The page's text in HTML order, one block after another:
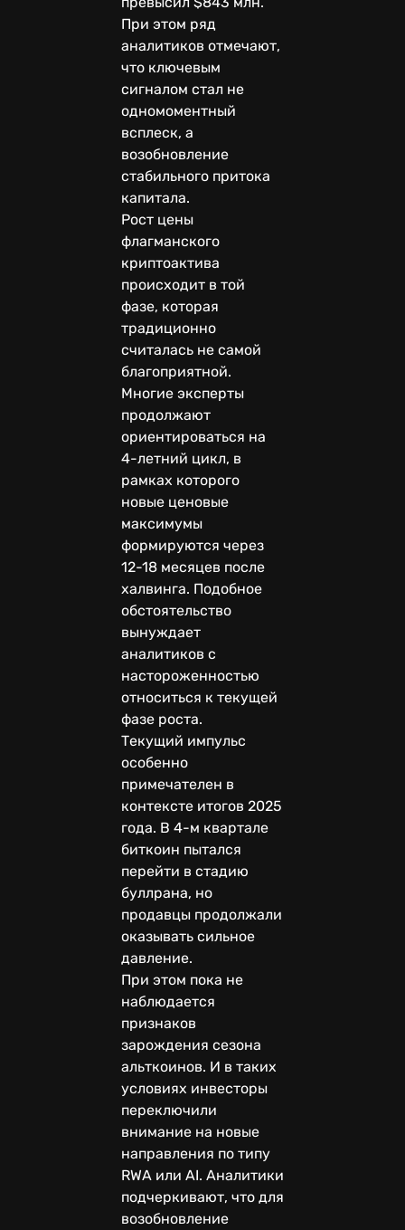
При этом ряд
аналитиков отмечают,
что ключевым
сигналом стал не
одномоментный
всплеск, а
возобновление
стабильного притока
капитала.
Рост цены
флагманского
криптоактива
происходит в той
фазе, которая
традиционно
считалась не самой
благоприятной.
Многие эксперты
продолжают
ориентироваться на
4-летний цикл, в
рамках которого
новые ценовые
максимумы
формируются через
12-18 месяцев после
халвинга. Подобное
обстоятельство
вынуждает
аналитиков с
настороженностью
относиться к текущей
фазе роста.
Текущий импульс
особенно
примечателен в
контексте итогов 2025
года. В 4-м квартале
биткоин пытался
перейти в стадию
буллрана, но
продавцы продолжали
оказывать сильное
давление.
При этом пока не
наблюдается
признаков
зарождения сезона
альткоинов. И в таких
условиях инвесторы
переключили
внимание на новые
направления по типу
RWA или AI. Аналитики
подчеркивают, что для
возобновление